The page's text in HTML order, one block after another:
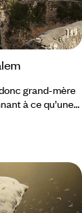
grand-mère
à ce qu’une
rêvent d’y